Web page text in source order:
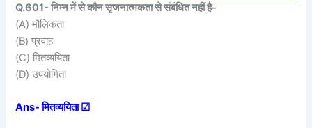
Q.601- निम्न में से कौन सृजनात्मकता से संबंधित नहीं है-
(A) मौलिकता
(B) प्रवाह
(C) मितव्ययिता
(D) उपयोगिता
Ans- मितव्ययिता ☑